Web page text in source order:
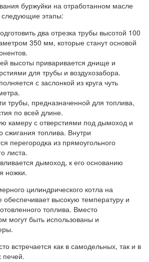
буржуйки на отработанном масле
следующие этапы:
два отрезка трубы высотой 100
350 мм, которые станут основой
высоты приваривается днище и
для трубы и воздухозабора.
с заслонкой из круга чуть
трубы, предназначенной для топлива,
по всей длине.
камеру с отверстиями под дымоход и
сжигания топлива. Внутри
перегородка из прямоугольного
листа.
дымоход, к его основанию
ножки.
цилиндрического котла на
высокую температуру и
топлива. Вместо
могут быть использованы и
встречается как в самодельных, так и в
печей.